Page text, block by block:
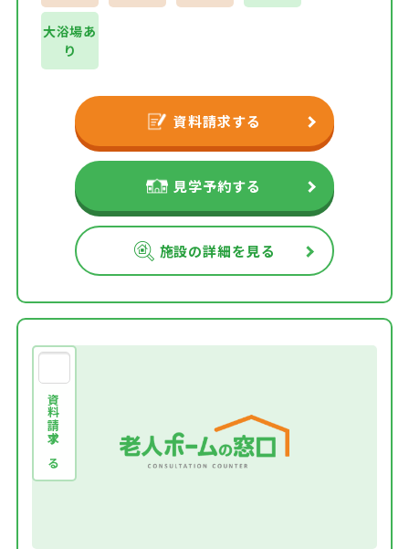
大浴場あ
り
資料請求する
見学予約する
施設の詳細を見る
資料請求する